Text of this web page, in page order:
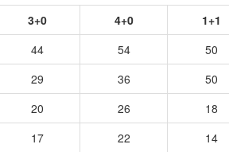
3+0 4+0
1+1
44 54
50
29 36
50
20 26
18
17 22
14